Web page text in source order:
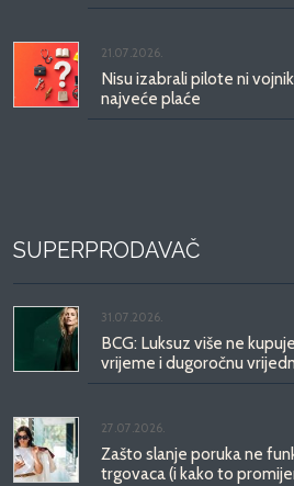
21.07.2026.
Nisu izabrali pilote ni
najveće plaće
SUPERPRODAVAČ
31.07.2026.
BCG: Luksuz više ne
vrijeme i dugoročnu
27.07.2026.
Zašto slanje poruka ne
trgovaca (i kako to